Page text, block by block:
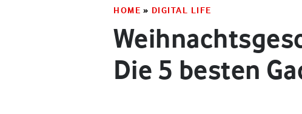
HOME » DIGITAL LIFE
Die 5 besten